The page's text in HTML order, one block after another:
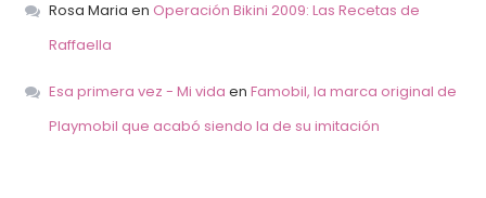
Rosa Maria en Operación Bikini 2009: Las Recetas de
Raffaella
Esa primera vez - Mi vida en Famobil, la marca original de
Playmobil que acabó siendo la de su imitación